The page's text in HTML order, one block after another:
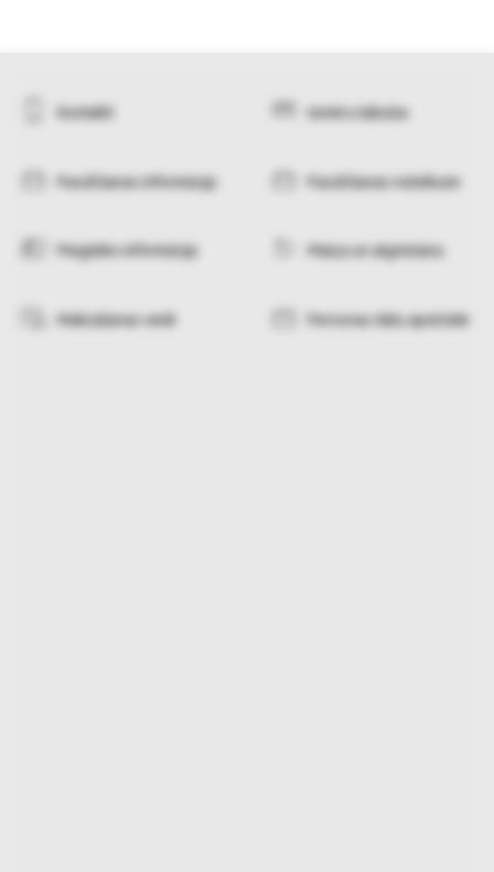
Kontakti Izmēru tabulas
Pasūtīšanas informācija Pasūtīšanas noteikumi
Piegādes informācija Maiņa un atgriešana
Maksāšanas veidi Personas datu apstrāde